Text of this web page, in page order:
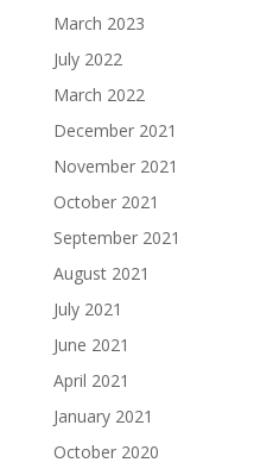
March 2023
July 2022
March 2022
December 2021
November 2021
October 2021
September 2021
August 2021
July 2021
June 2021
April 2021
January 2021
October 2020